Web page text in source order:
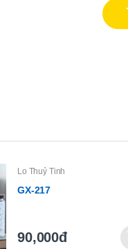
Lo Thuỷ Tinh
GX-217
90,000đ